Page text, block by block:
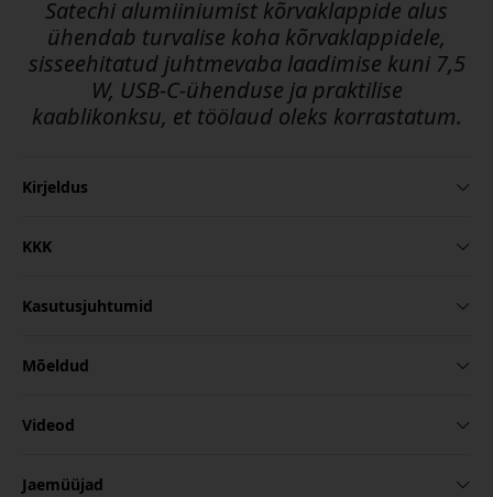
Satechi alumiiniumist kõrvaklappide alus
ühendab turvalise koha kõrvaklappidele,
sisseehitatud juhtmevaba laadimise kuni 7,5
W, USB-C-ühenduse ja praktilise
kaablikonksu, et töölaud oleks korrastatum.
Kirjeldus
KKK
Kasutusjuhtumid
Mõeldud
Videod
Jaemüüjad